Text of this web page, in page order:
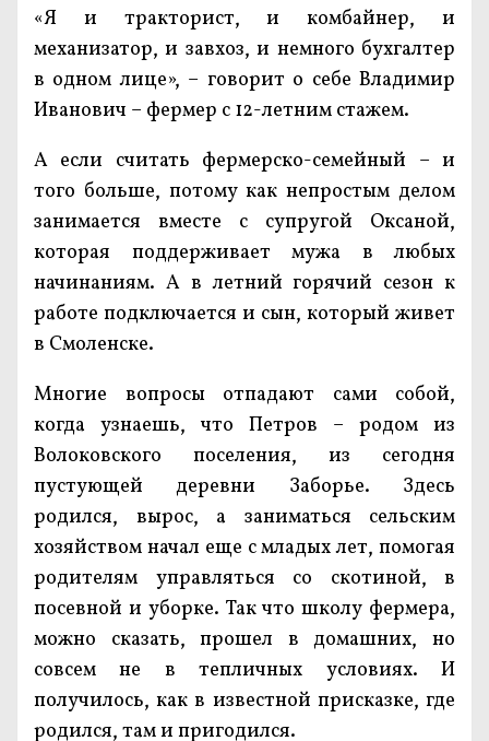
«Я и тракторист, и комбайнер, и
механизатор, и завхоз, и немного бухгалтер
в одном лице», – говорит о себе Владимир
Иванович – фермер с 12-летним стажем.
А если считать фермерско-семейный – и
того больше, потому как непростым делом
занимается вместе с супругой Оксаной,
которая поддерживает мужа в любых
начинаниям. А в летний горячий сезон к
работе подключается и сын, который живет
в Смоленске.
Многие вопросы отпадают сами собой,
когда узнаешь, что Петров – родом из
Волоковского поселения, из сегодня
пустующей деревни Заборье. Здесь
родился, вырос, а заниматься сельским
хозяйством начал еще с младых лет, помогая
родителям управляться со скотиной, в
посевной и уборке. Так что школу фермера,
можно сказать, прошел в домашних, но
совсем не в тепличных условиях. И
получилось, как в известной присказке, где
родился, там и пригодился.